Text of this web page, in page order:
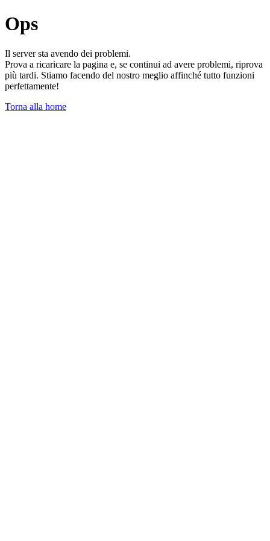
Ops
Il server sta avendo dei problemi.
Prova a ricaricare la pagina e, se continui ad avere problemi, riprova
più tardi. Stiamo facendo del nostro meglio affinché tutto funzioni
perfettamente!
Torna alla home